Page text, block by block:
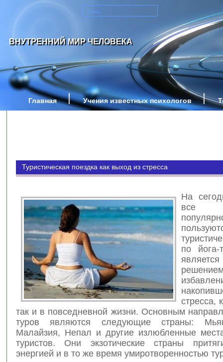
ВНУТРЕННИЙ МИР ЧЕЛОВЕКА
Главная Учения известных психологов
Туристическая поездка как выход из стресса
На
все
по йога-
стресса,
так и в повседневной жизни. Основным
туров являются следующие страны:
Малайзия, Непал и другие излюбленные
туристов. Они экзотические страны
энергией и в то же время умиротворенностью